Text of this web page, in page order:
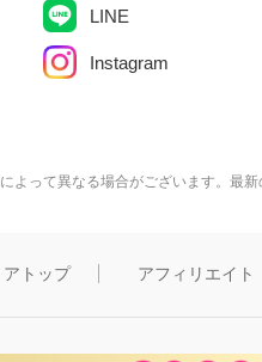
LINE
Instagram
って異なる場合がございます。最新
トップ アフィリエイト